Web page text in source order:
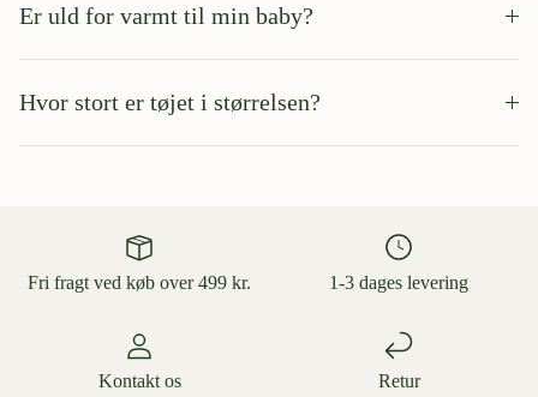
Er uld for varmt til min baby?
Hvor stort er tøjet i størrelsen?
Fri fragt ved køb over 499 kr. 1-3 dages levering
Kontakt os Retur